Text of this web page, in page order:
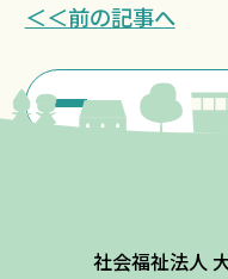
＜＜前の記事へ
社会福祉法人